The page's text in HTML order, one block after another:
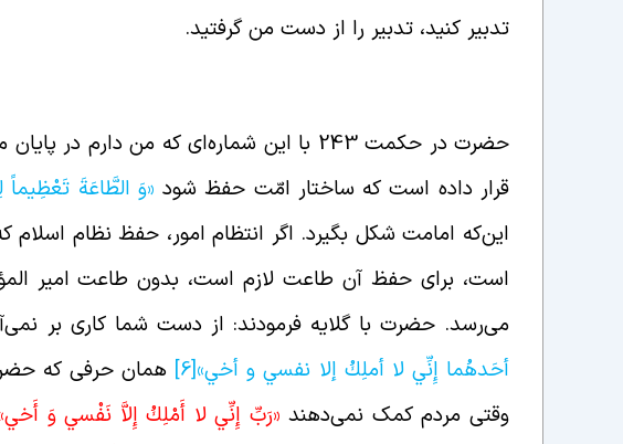
تدبیر کنید، تدبیر را از دست من گرفتید.
حضرت در حکمت 243 با این شماره‌ای که من
قرار داده است که ساختار امّت حفظ شود «وَ الطَّاعَةَ تَعْظِيماً
این‌که امامت شکل بگیرد. اگر انتظام امور، حفظ نظام
است، برای حفظ آن طاعت لازم است، بدون طاعت امیر
می‌رسد. حضرت با گلایه فرمودند: از دست شما کاری بر
أحَدهُما إِنِّي‏ لا أملِكُ‏ إلا نفسي و أخي»[6]
همان حرفی که
وقتی مردم کمک نمی‌دهند «رَبِّ إِنِّي لا أَمْلِكُ إِلاَّ نَفْسي‏ وَ